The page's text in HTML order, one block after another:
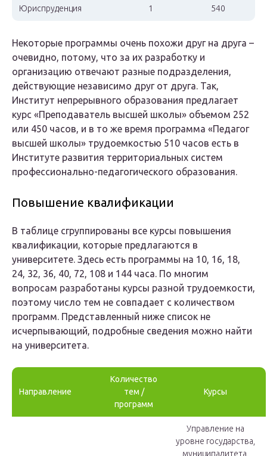
Юриспруденция 1 540
Некоторые программы очень похожи друг на друга –
очевидно, потому, что за их разработку и
организацию отвечают разные подразделения,
действующие независимо друг от друга. Так,
Институт непрерывного образования предлагает
курс «Преподаватель высшей школы» объемом 252
или 450 часов, и в то же время программа «Педагог
высшей школы» трудоемкостью 510 часов есть в
Институте развития территориальных систем
профессионально-педагогического образования.
Повышение квалификации
В таблице сгруппированы все курсы повышения
квалификации, которые предлагаются в
университете. Здесь есть программы на 10, 16, 18,
24, 32, 36, 40, 72, 108 и 144 часа. По многим
вопросам разработаны курсы разной трудоемкости,
поэтому число тем не совпадает с количеством
программ. Представленный ниже список не
исчерпывающий, подробные сведения можно найти
на университета.
Направление
Количество
тем /
программ
Курсы
Управление на
уровне государства,
муниципалитета,